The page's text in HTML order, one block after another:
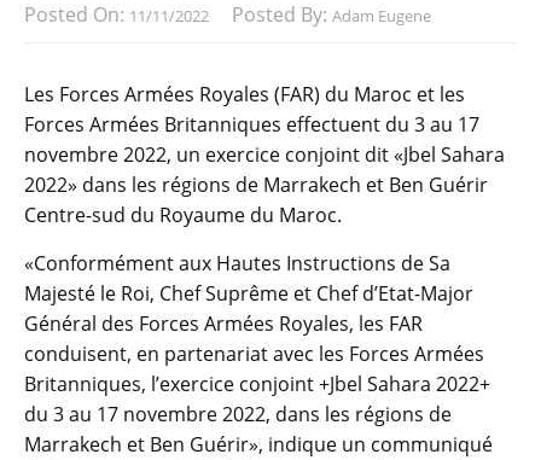
Posted On: 11/11/2022 Posted By: Adam Eugene
Les Forces Armées Royales (FAR) du Maroc et les
Forces Armées Britanniques effectuent du 3 au 17
novembre 2022, un exercice conjoint dit «Jbel Sahara
2022» dans les régions de Marrakech et Ben Guérir
Centre-sud du Royaume du Maroc.
«Conformément aux Hautes Instructions de Sa
Majesté le Roi, Chef Suprême et Chef d’Etat-Major
Général des Forces Armées Royales, les FAR
conduisent, en partenariat avec les Forces Armées
Britanniques, l’exercice conjoint +Jbel Sahara 2022+
du 3 au 17 novembre 2022, dans les régions de
Marrakech et Ben Guérir», indique un communiqué